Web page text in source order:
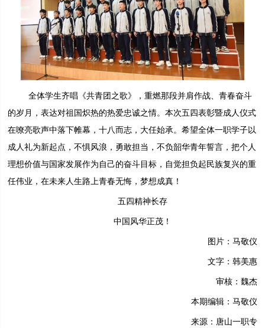
全体学生齐唱《共青团之歌》，重燃那段并肩作战、青春奋斗
的岁月，表达对祖国炽热的热爱忠诚之情。本次五四表彰暨成人仪式
在嘹亮歌声中落下帷幕，十八而志，大任始承。希望全体一职学子以
成人礼为新起点，不惧风浪，勇敢担当，不负韶华青年誓言，把个人
理想价值与国家发展作为自己的奋斗目标，自觉担负起民族复兴的重
任伟业，在未来人生路上青春无悔，梦想成真！
五四精神长存
中国风华正茂！
图片：马敬仪
文字：韩美惠
审核：魏杰
本期编辑：马敬仪
来源：唐山一职专